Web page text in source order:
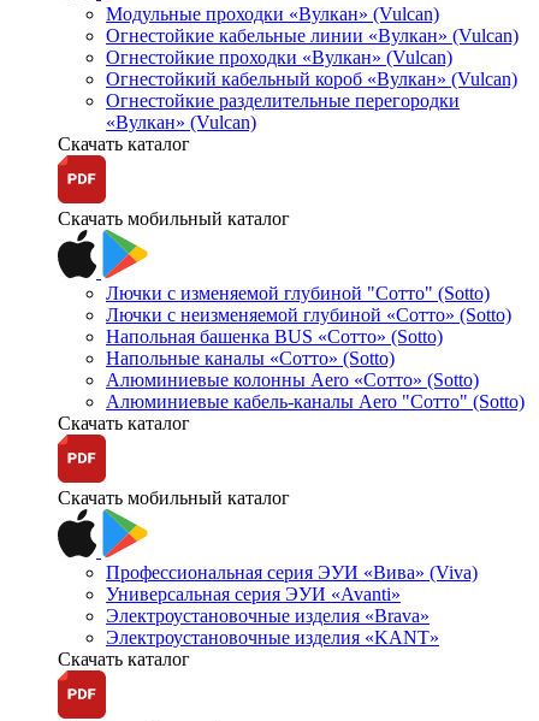
Модульные проходки «Вулкан» (Vulcan)
Огнестойкие кабельные линии «Вулкан» (Vulcan)
Огнестойкие проходки «Вулкан» (Vulcan)
Огнестойкий кабельный короб «Вулкан» (Vulcan)
Огнестойкие разделительные перегородки
«Вулкан» (Vulcan)
Скачать каталог
Скачать мобильный каталог
Лючки с изменяемой глубиной "Сотто" (Sotto)
Лючки с неизменяемой глубиной «Сотто» (Sotto)
Напольная башенка BUS «Сотто» (Sotto)
Напольные каналы «Сотто» (Sotto)
Алюминиевые колонны Aero «Сотто» (Sotto)
Алюминиевые кабель-каналы Aero "Сотто" (Sotto)
Скачать каталог
Скачать мобильный каталог
Профессиональная серия ЭУИ «Вива» (Viva)
Универсальная серия ЭУИ «Avanti»
Электроустановочные изделия «Brava»
Электроустановочные изделия «KANT»
Скачать каталог